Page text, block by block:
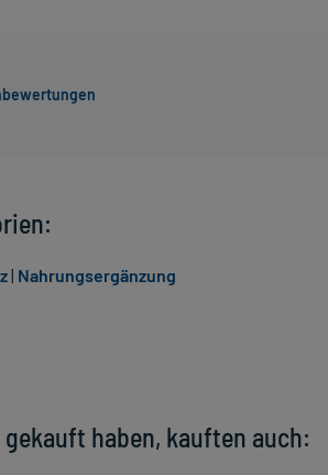
haben, kauften auch:
| Nahrungsergänzung